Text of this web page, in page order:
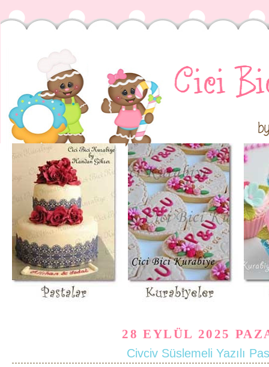
28 EYLÜL 2025
Civciv Süslemeli Yazılı